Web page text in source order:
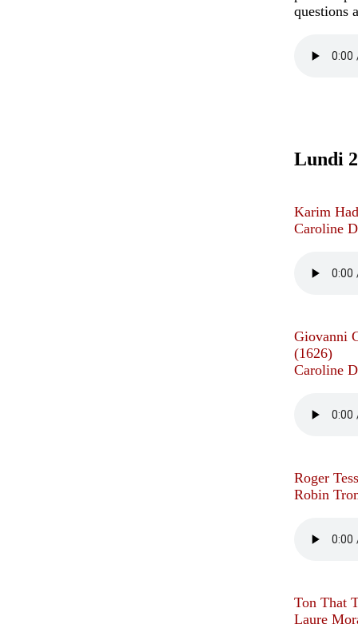
questions
Lundi
Karim
Caroline
Giovanni
(1626)
Caroline
Roger
Robin
Ton That
Laure